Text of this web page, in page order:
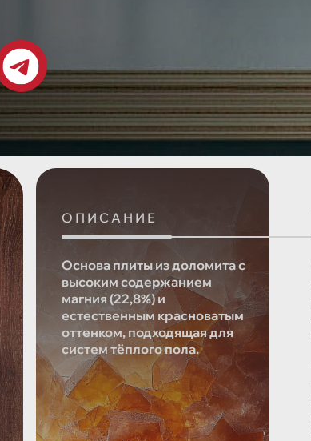
ОПИСАНИЕ
Основа плиты из доломита с
высоким содержанием
магния (22,8%) и
естественным красноватым
оттенком, подходящая для
систем тёплого пола.